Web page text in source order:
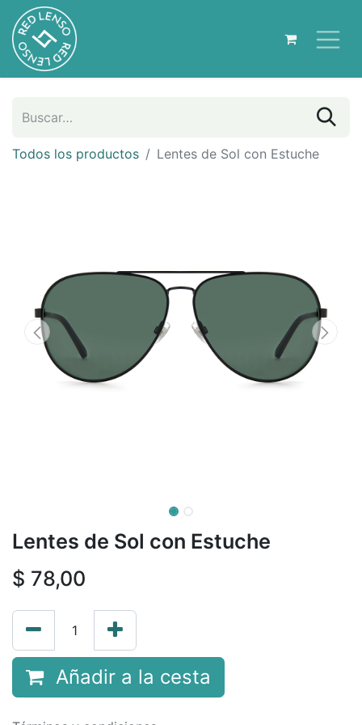
Todos los productos Lentes de Sol con Estuche
Lentes de Sol con Estuche
$ 78,00
Añadir a la cesta